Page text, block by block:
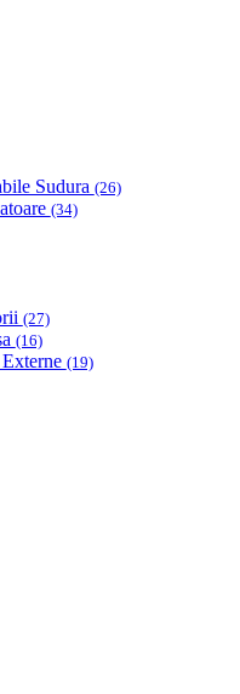
Sudura (26)
(34)
(27)
(16)
(19)